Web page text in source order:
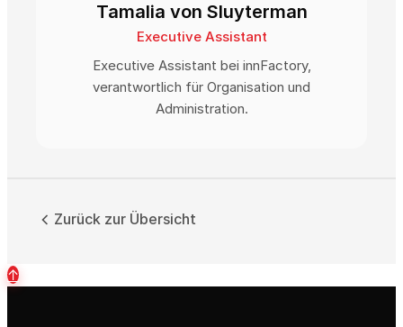
Tamalia von Sluyterman
Executive Assistant
Executive Assistant bei innFactory,
verantwortlich für Organisation und
Administration.
Zurück zur Übersicht
↑